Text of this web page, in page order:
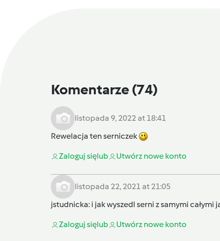
Komentarze(74)
listopada 9, 2022 at 18:41
Rewelacja ten serniczek
Zaloguj sięlub Utwórz nowe konto
listopada 22, 2021 at 21:05
jstudnicka: i jak wyszedl serni z samymi
Zaloguj sięlub Utwórz nowe konto